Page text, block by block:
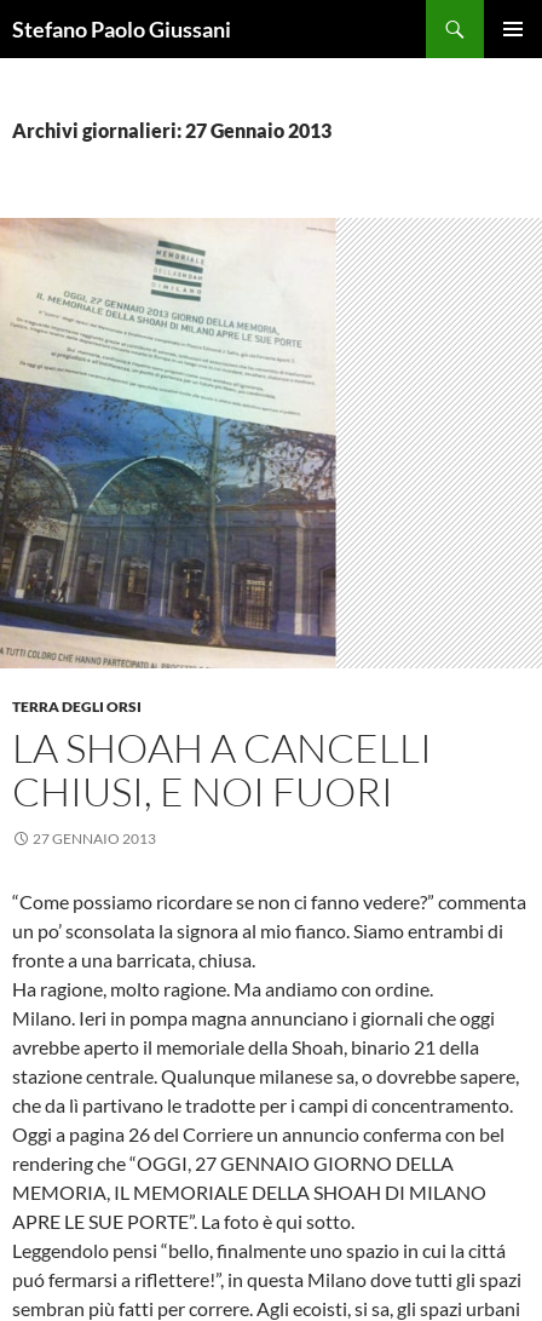
alStefano Paolo Giussani
Archivi giornalieri: 27 Gennaio 2013
TERRA DEGLI ORSI
LA SHOAH A CANCELLI
CHIUSI, E NOI FUORI
27 GENNAIO 2013
“Come possiamo ricordare se non ci fanno vedere?” commenta
un po’ sconsolata la signora al mio fianco. Siamo entrambi di
fronte a una barricata, chiusa.
Ha ragione, molto ragione. Ma andiamo con ordine.
Milano. Ieri in pompa magna annunciano i giornali che oggi
avrebbe aperto il memoriale della Shoah, binario 21 della
stazione centrale. Qualunque milanese sa, o dovrebbe sapere,
che da lì partivano le tradotte per i campi di concentramento.
Oggi a pagina 26 del Corriere un annuncio conferma con bel
rendering che “OGGI, 27 GENNAIO GIORNO DELLA
MEMORIA, IL MEMORIALE DELLA SHOAH DI MILANO
APRE LE SUE PORTE”. La foto è qui sotto.
Leggendolo pensi “bello, finalmente uno spazio in cui la cittá
puó fermarsi a riflettere!”, in questa Milano dove tutti gli spazi
sembran più fatti per correre. Agli ecoisti, si sa, gli spazi urbani